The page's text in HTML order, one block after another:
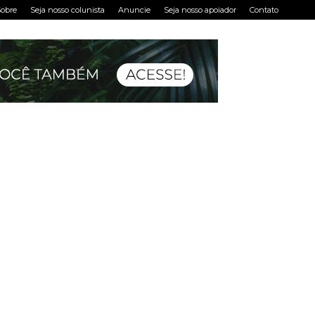
Seja nosso colunista Anuncie Seja nosso apoiador Contato